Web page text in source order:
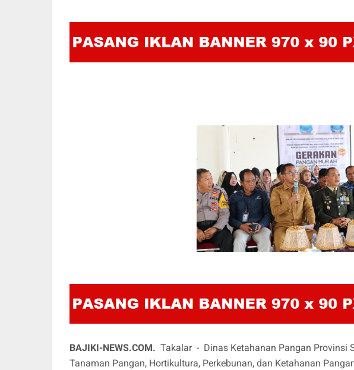
BAJIKI-NEWS.COM. Takalar - Dinas Ketahanan Pangan Provinsi
Tanaman Pangan, Hortikultura, Perkebunan, dan Ketahanan